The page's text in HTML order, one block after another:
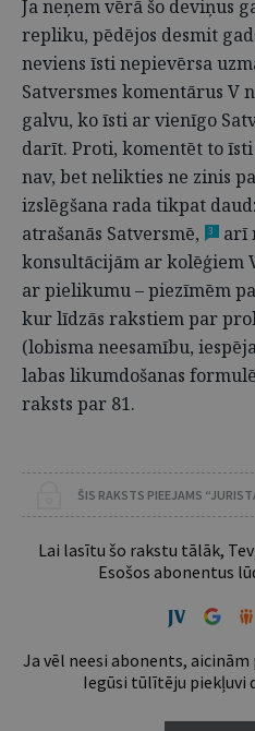
Ja neņem vērā šo deviņus
repliku, pēdējos desmit
neviens īsti nepievērsa
Satversmes komentārus V
galvu, ko īsti ar vienīgo
darīt. Proti, komentēt to
nav, bet nelikties ne zinis
izslēgšana rada tikpat
atrašanās Satversmē,
3
arī
konsultācijām ar kolēģiem
ar pielikumu – piezīmēm
kur līdzās rakstiem par
(lobisma neesamību,
labas likumdošanas
raksts par 81.
ŠIS RAKSTS PIEEJAMS
Lai lasītu šo rakstu tālāk,
Esošos abonentus
Ja vēl neesi abonents,
Iegūsi tūlītēju piekļuvi